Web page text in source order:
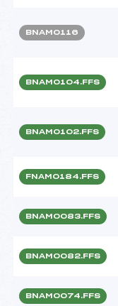
BNAM0116
BNAM0104.FFS
BNAM0102.FFS
FNAM0184.FFS
BNAM0083.FFS
BNAM0082.FFS
BNAM0074.FFS